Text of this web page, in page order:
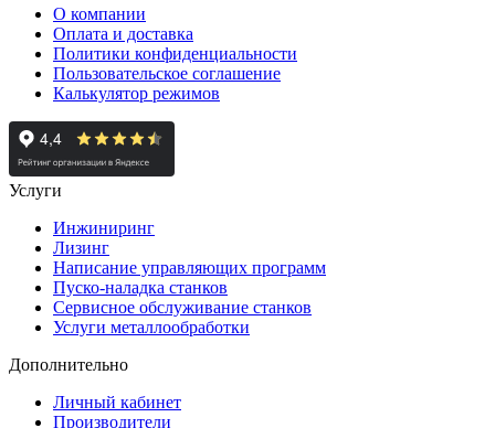
О компании
Оплата и доставка
Политики конфиденциальности
Пользовательское соглашение
Калькулятор режимов
Услуги
Инжиниринг
Лизинг
Написание управляющих программ
Пуско-наладка станков
Сервисное обслуживание станков
Услуги металлообработки
Дополнительно
Личный кабинет
Производители